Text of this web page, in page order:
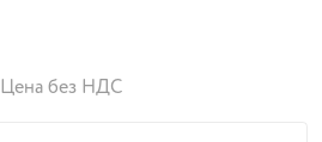
Цена без НДС